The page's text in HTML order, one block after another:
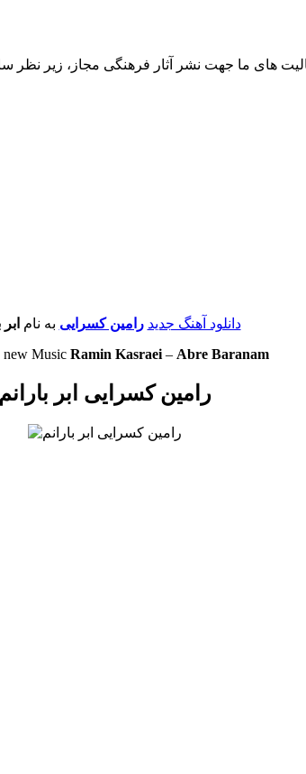
های ما جهت نشر آثار فرهنگی مجاز، زیر نظر
دانلود آهنگ جدید رامین کسرایی به نام
Music Ramin Kasraei – Abre Baranam
رامین کسرایی ابر بارانم